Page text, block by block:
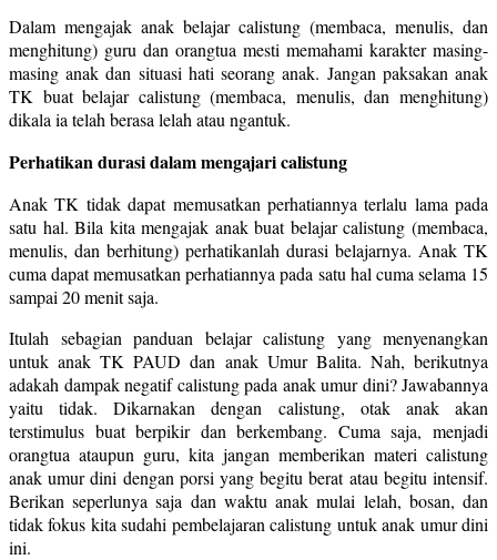
Dalam mengajak anak belajar calistung (membaca, menulis, dan
menghitung) guru dan orangtua mesti memahami karakter masing-
masing anak dan situasi hati seorang anak. Jangan paksakan anak
TK buat belajar calistung (membaca, menulis, dan menghitung)
dikala ia telah berasa lelah atau ngantuk.
Perhatikan durasi dalam mengajari calistung
Anak TK tidak dapat memusatkan perhatiannya terlalu lama pada
satu hal. Bila kita mengajak anak buat belajar calistung (membaca,
menulis, dan berhitung) perhatikanlah durasi belajarnya. Anak TK
cuma dapat memusatkan perhatiannya pada satu hal cuma selama 15
sampai 20 menit saja.
Itulah sebagian panduan belajar calistung yang menyenangkan
untuk anak TK PAUD dan anak Umur Balita. Nah, berikutnya
adakah dampak negatif calistung pada anak umur dini? Jawabannya
yaitu tidak. Dikarnakan dengan calistung, otak anak akan
terstimulus buat berpikir dan berkembang. Cuma saja, menjadi
orangtua ataupun guru, kita jangan memberikan materi calistung
anak umur dini dengan porsi yang begitu berat atau begitu intensif.
Berikan seperlunya saja dan waktu anak mulai lelah, bosan, dan
tidak fokus kita sudahi pembelajaran calistung untuk anak umur dini
ini.